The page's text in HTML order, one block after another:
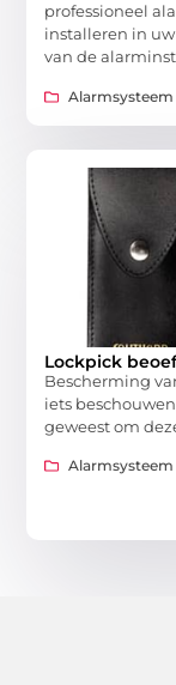
professioneel
installeren in
van de
Alarmsysteem
Lockpick
Bescherming
iets
geweest om
Alarmsysteem